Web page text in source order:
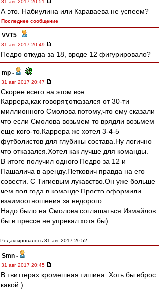
31 авг 2017 20:51
А это. Набиулина или Караваева не успеем?
Последнее сообщение
VVT5 -
31 авг 2017 20:49
Педро откуда за 18, вроде 12 фигурировало?
mp -
31 авг 2017 20:47
Скорее всего на этом все....
Каррера,как говорят,отказался от 30-ти
миллионного Смолова потому,что ему сказали
что если Смолова возьмем то врядли возьмем
еще кого-то.Каррера же хотел 3-4-5
футболистов для глубины состава.Ну логично
что отказался.Хотел как лучше для команды.
В итоге получил одного Педро за 12 и
Пашалича в аренду.Петкович правда на его
совести. С Тигиевым лукавство.Он уже больше
чем пол года в команде.Просто оформили
взаимоотношения за недорого.
Надо было на Смолова соглашаться.Измайлов
бы в прессе не упрекал хотя бы)
Редактировалось 31 авг 2017 20:52
Smn -
31 авг 2017 20:45
В твиттерах кромешная тишина. Хоть бы вброс
какой.)